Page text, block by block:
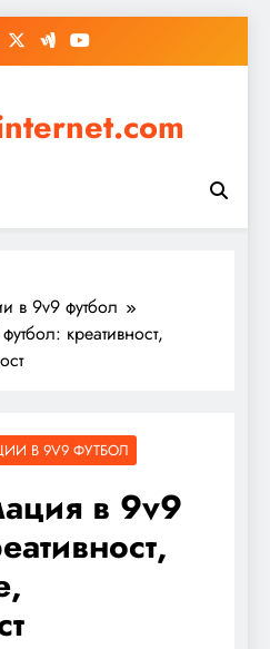
в 9v9 футбол
креативност,
В 9V9 ФУТБОЛ
в 9v9